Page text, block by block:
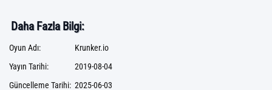
Daha Fazla Bilgi:
Oyun Adı:
Krunker.io
Yayın Tarihi:
2019-08-04
Güncelleme Tarihi: 2025-06-03